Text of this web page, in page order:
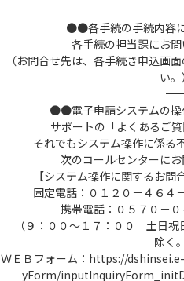
●●各手続の手続内容
各手続の担当課にお問
（お問合せ先は、各手続き申込画
い。）
●●電子申請システムの
サポートの「よくあるご質
それでもシステム操作に係る
次のコールセンターにお
【システム操作に関するお問
固定電話：０１２０－４６４
携帯電話：０５７０－０
（９：００～１７：００ 土日祝
除く
ＷＥＢフォーム：https://
yForm/